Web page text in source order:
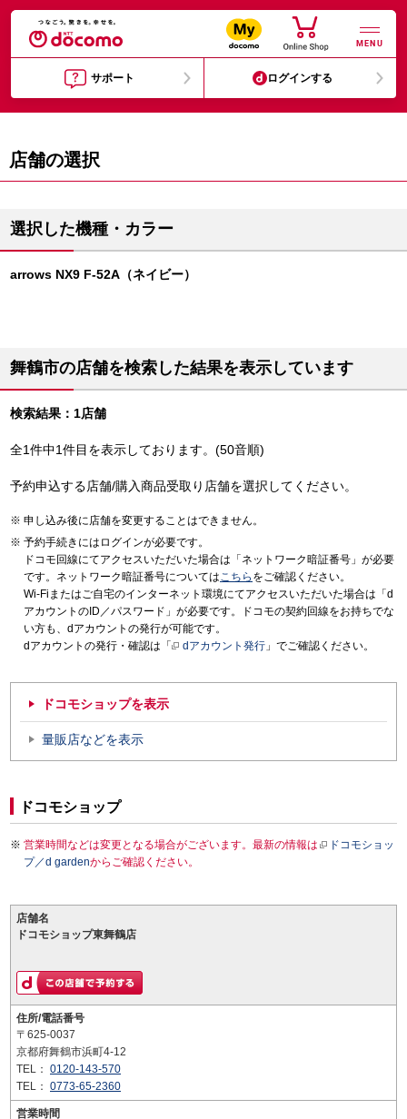
MENU
サポート ログインする
店舗の選択
選択した機種・カラー
arrows NX9 F-52A（ネイビー）
舞鶴市の店舗を検索した結果を表示しています
検索結果：1店舗
全1件中1件目を表示しております。(50音順)
予約申込する店舗/購入商品受取り店舗を選択してください。
申し込み後に店舗を変更することはできません。
予約手続きにはログインが必要です。
ドコモ回線にてアクセスいただいた場合は「ネットワーク暗証番号」が必要
です。ネットワーク暗証番号についてはこちら をご確認ください。
Wi-Fiまたはご自宅のインターネット環境にてアクセスいただいた場合は「d
アカウントのID／パスワード」が必要です。ドコモの契約回線をお持ちでな
い方も、dアカウントの発行が可能です。
dアカウントの発行・確認は「
dアカウント発行 」でご確認ください。
ドコモショップを表示
量販店などを表示
ドコモショップ
営業時間などは変更となる場合がございます。最新の情報は
ドコモショッ
プ／d gardenからご確認ください。
店舗名
ドコモショップ東舞鶴店
住所/電話番号
〒625-0037
京都府舞鶴市浜町4-12
TEL： 0120-143-570
TEL： 0773-65-2360
営業時間